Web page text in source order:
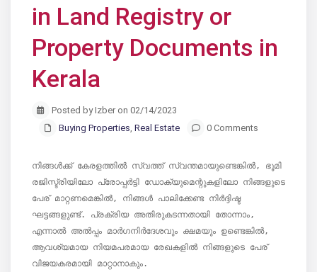
in Land Registry or
Property Documents in
Kerala
Posted by Izber on 02/14/2023
Buying Properties, Real Estate 0 Comments
നിങ്ങൾക്ക് കേരളത്തിൽ സ്വത്ത് സ്വന്തമായുണ്ടെങ്കിൽ, ഭൂമി
രജിസ്ട്രിയിലോ പ്രോപ്പർട്ടി ഡോക്യുമെന്റുകളിലോ നിങ്ങളുടെ
പേര് മാറ്റണമെങ്കിൽ, നിങ്ങൾ പാലിക്കേണ്ട നിർദ്ദിഷ്ട
ഘട്ടങ്ങളുണ്ട്. പ്രക്രിയ അതിരുകടന്നതായി തോന്നാം,
എന്നാൽ അൽപ്പം മാർഗനിർദേശവും ക്ഷമയും ഉണ്ടെങ്കിൽ,
ആവശ്യമായ നിയമപരമായ രേഖകളിൽ നിങ്ങളുടെ പേര്
വിജയകരമായി മാറ്റാനാകും.